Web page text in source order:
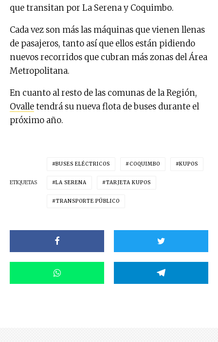
que transitan por La Serena y Coquimbo.
Cada vez son más las máquinas que vienen llenas
de pasajeros, tanto así que ellos están pidiendo
nuevos recorridos que cubran más zonas del Área
Metropolitana.
En cuanto al resto de las comunas de la Región,
Ovalletendrá su nueva flota de buses durante el
próximo año.
ETIQUETAS
BUSES ELÉCTRICOS COQUIMBO KUPOS
LA SERENA TARJETA KUPOS
TRANSPORTE PÚBLICO